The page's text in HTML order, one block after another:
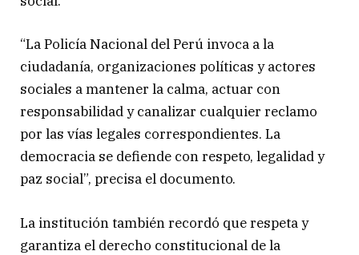
“La Policía Nacional del Perú invoca a la
ciudadanía, organizaciones políticas y actores
sociales a mantener la calma, actuar con
responsabilidad y canalizar cualquier reclamo
por las vías legales correspondientes. La
democracia se defiende con respeto, legalidad y
paz social”, precisa el documento.
La institución también recordó que respeta y
garantiza el derecho constitucional de la